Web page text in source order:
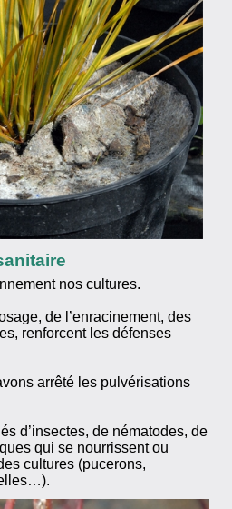
nos cultures.
de l’enracinement, des
renforcent les défenses
arrêté les pulvérisations
d’insectes, de nématodes, de
qui se nourrissent ou
cultures (pucerons,